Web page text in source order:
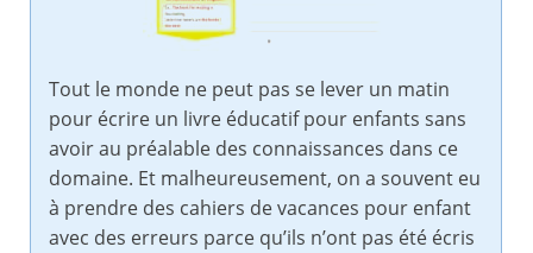
Tout le monde ne peut pas se lever un matin
pour écrire un livre éducatif pour enfants sans
avoir au préalable des connaissances dans ce
domaine. Et malheureusement, on a souvent eu
à prendre des cahiers de vacances pour enfant
avec des erreurs parce qu’ils n’ont pas été écris